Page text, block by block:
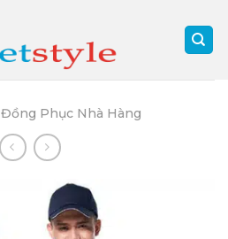
Đồng Phục Nhà Hàng